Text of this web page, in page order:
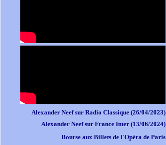
Alexander Neef sur Radio Classique (26/04/2023)
Alexander Neef sur France Inter (13/06/2024)
Bourse aux Billets de l'Opéra de Paris